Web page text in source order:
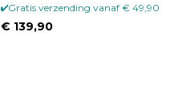
Gratis verzending vanaf € 49,90
€ 139,90